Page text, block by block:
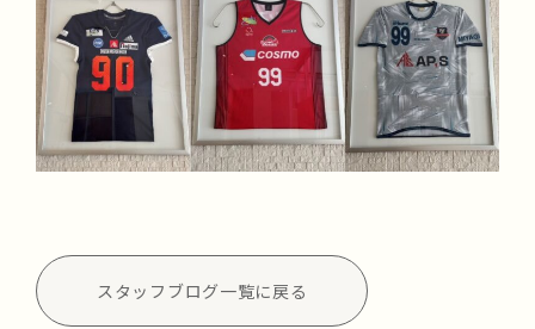
スタッフブログ一覧に戻る